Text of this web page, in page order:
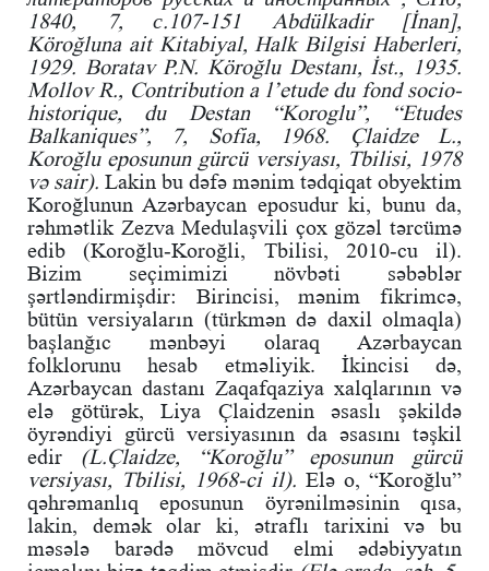
1840, 7, с.107-151 Abdülkadir [İnan],
Köroğluna ait Kitabiyal, Halk Bilgisi Haberleri,
1929. Boratav P.N. Köroğlu Destanı, İst., 1935.
Mollov R., Contribution a l’etude du fond socio-
historique, du Destan “Koroglu”, “Etudes
Balkaniques”, 7, Sofia, 1968. Çlaidze L.,
Koroğlu eposunun gürcü versiyası, Tbilisi, 1978
və sair). Lakin bu dəfə mənim tədqiqat obyektim
Koroğlunun Azərbaycan eposudur ki, bunu da,
rəhmətlik Zezva Medulaşvili çox gözəl tərcümə
edib (Koroğlu-Koroğli, Tbilisi, 2010-cu il).
Bizim seçimimizi növbəti səbəblər
şərtləndirmişdir: Birincisi, mənim fikrimcə,
bütün versiyaların (türkmən də daxil olmaqla)
başlanğıc mənbəyi olaraq Azərbaycan
folklorunu hesab etməliyik. İkincisi də,
Azərbaycan dastanı Zaqafqaziya xalqlarının və
elə götürək, Liya Çlaidzenin əsaslı şəkildə
öyrəndiyi gürcü versiyasının da əsasını təşkil
edir (L.Çlaidze, “Koroğlu” eposunun gürcü
versiyası, Tbilisi, 1968-ci il). Elə o, “Koroğlu”
qəhrəmanlıq eposunun öyrənilməsinin qısa,
lakin, demək olar ki, ətraflı tarixini və bu
məsələ barədə mövcud elmi ədəbiyyatın